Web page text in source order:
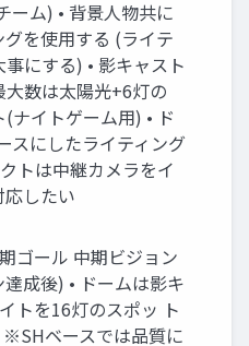
ーム) • 背景人物共に
を使用する (ライテ
にする) • 影キャスト
数は太陽光+6灯の
ナイトゲーム用) • ド
スにしたライティング
トは中継カメラをイ
応したい
ゴール 中期ビジョン
成後) • ドームは影キ
トを16灯のスポッ ト
※SHベースでは品質に